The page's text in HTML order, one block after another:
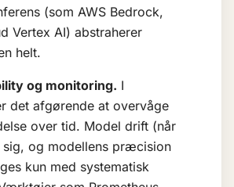
(som AWS Bedrock,
Vertex AI) abstraherer
helt.
og monitoring. I
det afgørende at overvåge
over tid. Model drift (når
og modellens præcision
kun med systematisk